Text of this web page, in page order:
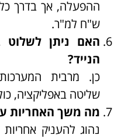
ש"ח למ"ר.
האם ניתן לשלוט
הנייד?
כן. מרבית
שליטה באפליקציה,
מה משך האחריות